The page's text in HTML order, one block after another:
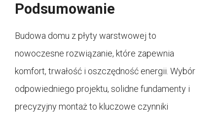
Podsumowanie
Budowa domu z płyty warstwowej to
nowoczesne rozwiązanie, które zapewnia
komfort, trwałość i oszczędność energii. Wybór
odpowiedniego projektu, solidne fundamenty i
precyzyjny montaż to kluczowe czynniki